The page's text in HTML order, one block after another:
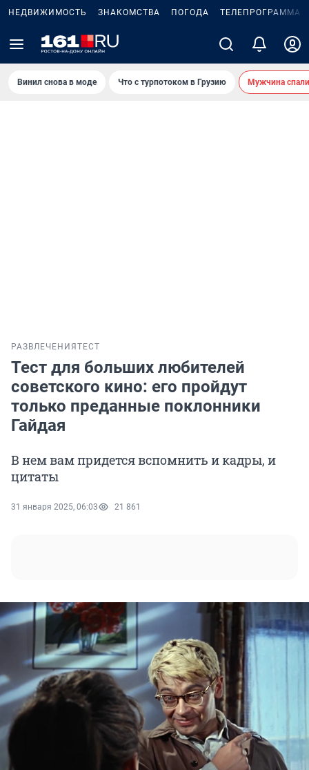
НЕДВИЖИМОСТЬ ЗНАКОМСТВА ПОГОДА ТЕЛЕПРОГРАММА
Винил снова в моде Что с турпотоком в Грузию Мужчина
РАЗВЛЕЧЕНИЯ ТЕСТ
Тест для больших любителей
советского кино: его пройдут
только преданные поклонники
Гайдая
В нем вам придется вспомнить и кадры, и
цитаты
31 января 2025, 06:03 21 861